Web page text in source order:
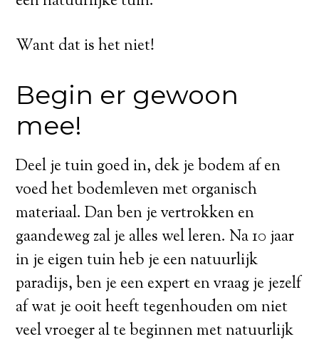
Want dat is het niet!
Begin er gewoon
mee!
Deel je tuin goed in, dek je bodem af en
voed het bodemleven met organisch
materiaal. Dan ben je vertrokken en
gaandeweg zal je alles wel leren. Na 10 jaar
in je eigen tuin heb je een natuurlijk
paradijs, ben je een expert en vraag je jezelf
af wat je ooit heeft tegenhouden om niet
veel vroeger al te beginnen met natuurlijk